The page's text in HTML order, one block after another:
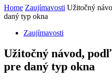
Home Zaujímavosti Užitočný
daný typ okna
Zaujímavosti
Užitočný návod,
pre daný typ okna